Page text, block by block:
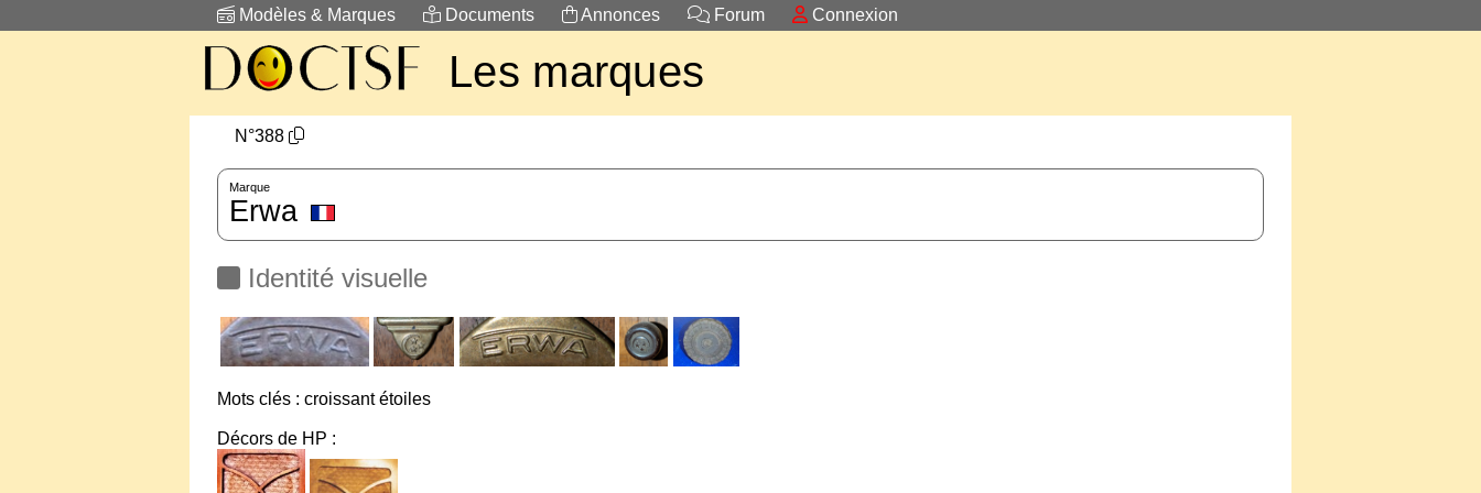
Modèles & Marques Documents Annonces Forum Connexion
Les marques
N°388
Marque
Erwa
Identité visuelle
Mots clés : croissant étoiles
Décors de HP :